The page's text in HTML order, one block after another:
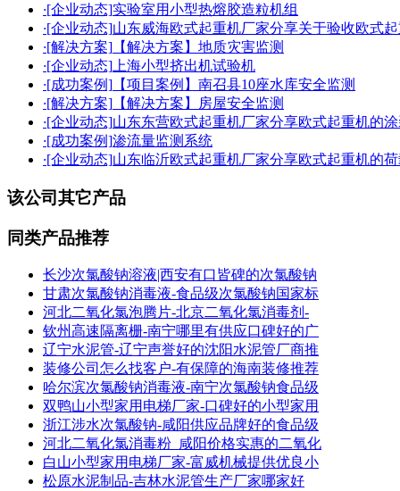
·[企业动态]实验室用小型热熔胶造粒机组
·[企业动态]山东威海欧式起重机厂家分享关于验收欧式
·[解决方案] 【解决方案】地质灾害监测
·[企业动态] 上海小型挤出机试验机
·[成功案例] 【项目案例】南召县10座水库安全监测
·[解决方案] 【解决方案】房屋安全监测
·[企业动态]山东东营欧式起重机厂家分享欧式起重机的
·[成功案例]渗流量监测系统
·[企业动态]山东临沂欧式起重机厂家分享欧式起重机的
该公司其它产品
同类产品推荐
长沙次氯酸钠溶液|西安有口皆碑的次氯酸钠
甘肃次氯酸钠消毒液-食品级次氯酸钠国家标
河北二氧化氯泡腾片-北京二氧化氯消毒剂-
钦州高速隔离栅-南宁哪里有供应口碑好的广
辽宁水泥管-辽宁声誉好的沈阳水泥管厂商推
装修公司怎么找客户-有保障的海南装修推荐
哈尔滨次氯酸钠消毒液-南宁次氯酸钠食品级
双鸭山小型家用电梯厂家-口碑好的小型家用
浙江涉水次氯酸钠-咸阳供应品牌好的食品级
河北二氧化氯消毒粉_咸阳价格实惠的二氧化
白山小型家用电梯厂家-富威机械提供优良小
松原水泥制品-吉林水泥管生产厂家哪家好